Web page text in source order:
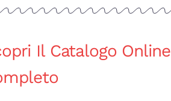
Il Catalogo Online